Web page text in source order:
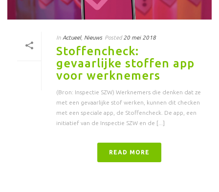
In Actueel, Nieuws Posted 20 mei 2018
Stoffencheck:
gevaarlijke stoffen app
voor werknemers
(Bron: Inspectie SZW) Werknemers die denken dat ze
met een gevaarlijke stof werken, kunnen dit checken
met een speciale app, de Stoffencheck. De app, een
initiatief van de Inspectie SZW en de [...]
READ MORE